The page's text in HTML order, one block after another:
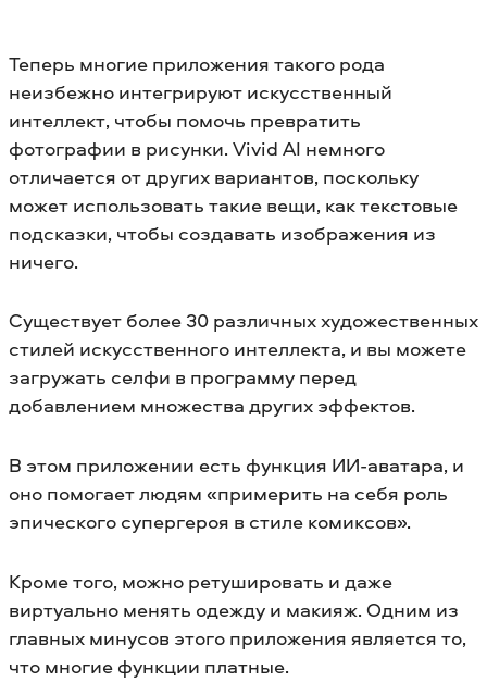
Теперь многие приложения такого рода
неизбежно интегрируют искусственный
интеллект, чтобы помочь превратить
фотографии в рисунки. Vivid AI немного
отличается от других вариантов, поскольку
может использовать такие вещи, как текстовые
подсказки, чтобы создавать изображения из
ничего.
Существует более 30 различных художественных
стилей искусственного интеллекта, и вы можете
загружать селфи в программу перед
добавлением множества других эффектов.
В этом приложении есть функция ИИ-аватара, и
оно помогает людям «примерить на себя роль
эпического супергероя в стиле комиксов».
Кроме того, можно ретушировать и даже
виртуально менять одежду и макияж. Одним из
главных минусов этого приложения является то,
что многие функции платные.